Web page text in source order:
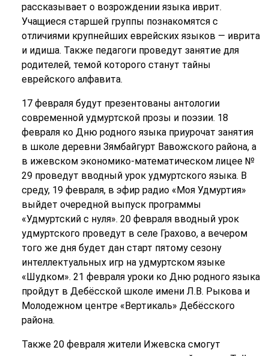
рассказывает о возрождении языка иврит.
Учащиеся старшей группы познакомятся с
отличиями крупнейших еврейских языков — иврита
и идиша. Также педагоги проведут занятие для
родителей, темой которого станут тайны
еврейского алфавита.
17 февраля будут презентованы антологии
современной удмуртской прозы и поэзии. 18
февраля ко Дню родного языка приурочат занятия
в школе деревни Зямбайгурт Вавожского района, а
в ижевском экономико-математическом лицее №
29 проведут вводный урок удмуртского языка. В
среду, 19 февраля, в эфир радио «Моя Удмуртия»
выйдет очередной выпуск программы
«Удмуртский с нуля». 20 февраля вводный урок
удмуртского проведут в селе Грахово, а вечером
того же дня будет дан старт пятому сезону
интеллектуальных игр на удмуртском языке
«Шудком». 21 февраля уроки ко Дню родного языка
пройдут в Дебёсской школе имени Л.В. Рыкова и
Молодежном центре «Вертикаль» Дебёсского
района.
Также 20 февраля жители Ижевска смогут